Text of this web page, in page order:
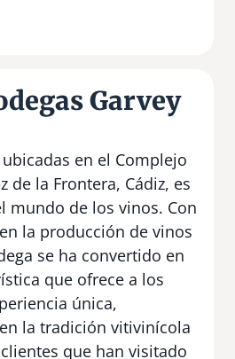
Garvey
en el Complejo
de la Frontera, Cádiz, es
mundo de los vinos. Con
la producción de vinos
se ha convertido en
que ofrece a los
única,
la tradición vitivinícola
que han visitado